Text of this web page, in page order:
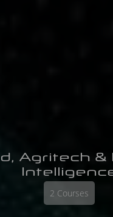
Agritech &
2 Courses